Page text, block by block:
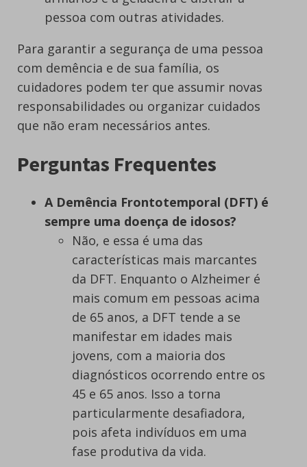
pessoa com outras atividades.
Para garantir a segurança de uma pessoa
com demência e de sua família, os
cuidadores podem ter que assumir novas
responsabilidades ou organizar cuidados
que não eram necessários antes.
Perguntas Frequentes
A Demência Frontotemporal (DFT) é
sempre uma doença de idosos?
Não, e essa é uma das
características mais marcantes
da DFT. Enquanto o Alzheimer é
mais comum em pessoas acima
de 65 anos, a DFT tende a se
manifestar em idades mais
jovens, com a maioria dos
diagnósticos ocorrendo entre os
45 e 65 anos. Isso a torna
particularmente desafiadora,
pois afeta indivíduos em uma
fase produtiva da vida.